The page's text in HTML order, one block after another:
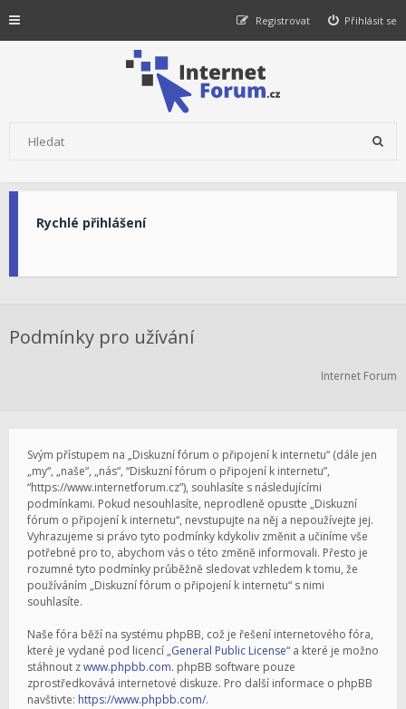
Přihlásit se
Registrovat
Rychlé přihlášení
Podmínky pro užívání
Internet Forum
Svým přístupem na „Diskuzní fórum o připojení k internetu“ (dále jen
„my“, „naše“, „nás“, “Diskuzní fórum o připojení k internetu”,
“https://www.internetforum.cz”), souhlasíte s následujícími
podmínkami. Pokud nesouhlasíte, neprodleně opusťte „Diskuzní
fórum o připojení k internetu“, nevstupujte na něj a nepoužívejte jej.
Vyhrazujeme si právo tyto podmínky kdykoliv změnit a učiníme vše
potřebné pro to, abychom vás o této změně informovali. Přesto je
rozumné tyto podmínky průběžně sledovat vzhledem k tomu, že
používáním „Diskuzní fórum o připojení k internetu“ s nimi
souhlasíte.
Naše fóra běží na systému phpBB, což je řešení internetového fóra,
které je vydané pod licencí „General Public License“ a které je možno
stáhnout zwww.phpbb.com. phpBB software pouze
zprostředkovává internetové diskuze. Pro další informace o phpBB
navštivte: https://www.phpbb.com/.